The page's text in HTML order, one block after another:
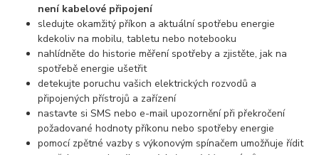
není kabelové připojení
sledujte okamžitý příkon a aktuální spotřebu energie
kdekoliv na mobilu, tabletu nebo notebooku
nahlídněte do historie měření spotřeby a zjistěte, jak na
spotřebě energie ušetřit
detekujte poruchu vašich elektrických rozvodů a
připojených přístrojů a zařízení
nastavte si SMS nebo e-mail upozornění při překročení
požadované hodnoty příkonu nebo spotřeby energie
pomocí zpětné vazby s výkonovým spínačem umožňuje řídit